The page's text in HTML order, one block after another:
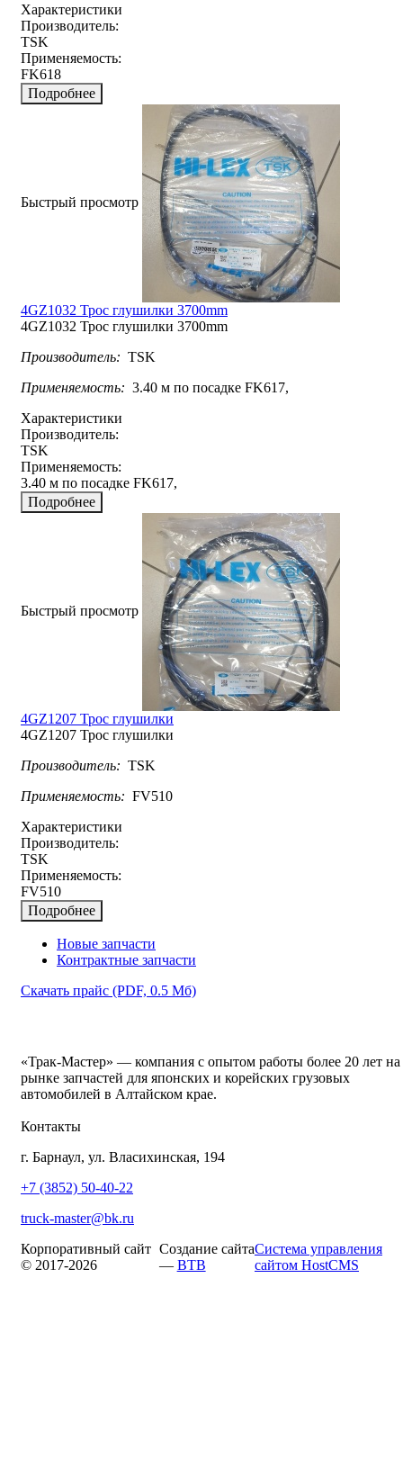
Характеристики
Производитель:
TSK
Применяемость:
FK618
Подробнее
Быстрый просмотр
4GZ1032 Трос глушилки 3700mm
4GZ1032 Трос глушилки 3700mm
Производитель: TSK
Применяемость: 3.40 м по посадке FK617,
Характеристики
Производитель:
TSK
Применяемость:
3.40 м по посадке FK617,
Подробнее
Быстрый просмотр
4GZ1207 Трос глушилки
4GZ1207 Трос глушилки
Производитель: TSK
Применяемость: FV510
Характеристики
Производитель:
TSK
Применяемость:
FV510
Подробнее
Новые запчасти
Контрактные запчасти
Скачать прайс (PDF, 0.5 Мб)
«Трак-Мастер» — компания с опытом работы более 20 лет на
рынке запчастей для японских и корейских грузовых
автомобилей в Алтайском крае.
Контакты
г. Барнаул, ул. Власихинская, 194
+7 (3852) 50-40-22
truck-master@bk.ru
Корпоративный сайт
© 2017-2026
Создание сайта
— BTB
Система управления
сайтом HostCMS